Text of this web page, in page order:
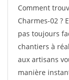
Comment
Charmes-02 ?
pas toujours
chantiers à
aux artisans
manière